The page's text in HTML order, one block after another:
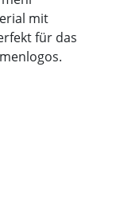
mit
für das